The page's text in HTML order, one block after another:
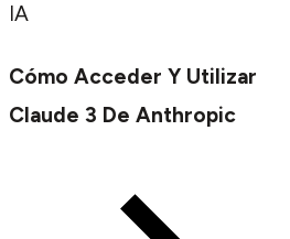
IA
Cómo Acceder Y Utilizar
Claude 3 De Anthropic